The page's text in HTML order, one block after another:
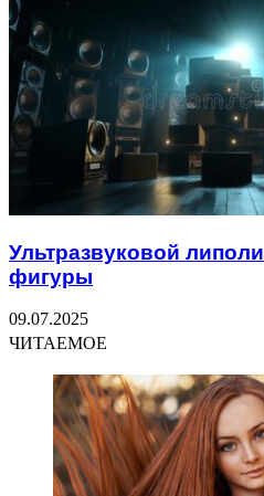
Ультразвуковой
фигуры
09.07.2025
ЧИТАЕМОЕ